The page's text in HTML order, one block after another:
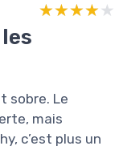
★★★★★
★★★★★
sobre. Le
mais
c’est plus un